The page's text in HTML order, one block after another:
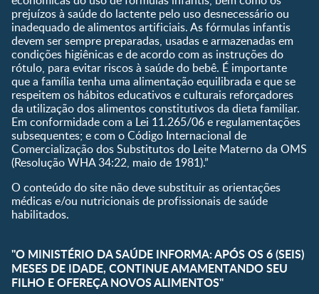
bebê
Planeta dos Pais
Receitas
prejuízos à saúde do lactente pelo uso desnecessário ou
inadequado de alimentos artificiais. As fórmulas infantis
devem ser sempre preparadas, usadas e armazenadas em
condições higiênicas e de acordo com as instruções do
rótulo, para evitar riscos à saúde do bebê. É importante
que a família tenha uma alimentação equilibrada e que se
respeitem os hábitos educativos e culturais reforçadores
da utilização dos alimentos constitutivos da dieta familiar.
Em conformidade com a Lei 11.265/06 e regulamentações
subsequentes; e com o Código Internacional de
Comercialização dos Substitutos do Leite Materno da OMS
(Resolução WHA 34:22, maio de 1981).”
O conteúdo do site não deve substituir as orientações
médicas e/ou nutricionais de profissionais de saúde
habilitados.
"O MINISTÉRIO DA SAÚDE INFORMA: APÓS OS 6 (SEIS)
MESES DE IDADE, CONTINUE AMAMENTANDO SEU
FILHO E OFEREÇA NOVOS ALIMENTOS"